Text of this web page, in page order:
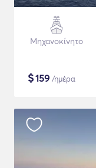
Μηχανοκίνητο
$159 /ημέρα